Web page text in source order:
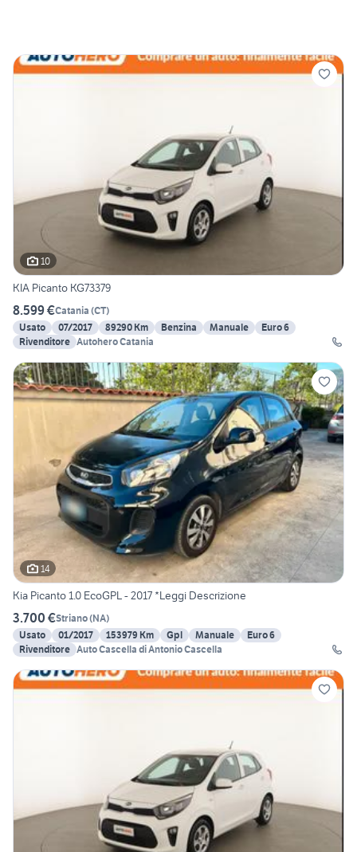
10
KIA Picanto KG73379
8.599 €Catania (CT)
Usato
07/2017 89290 Km Benzina Manuale
Euro 6
Rivenditore Autohero Catania
14
Kia Picanto 1.0 EcoGPL - 2017 *Leggi Descrizione
3.700 €Striano(NA)
Usato
01/2017 153979 Km Gpl Manuale
Euro 6
Rivenditore Auto Cascella di Antonio Cascella